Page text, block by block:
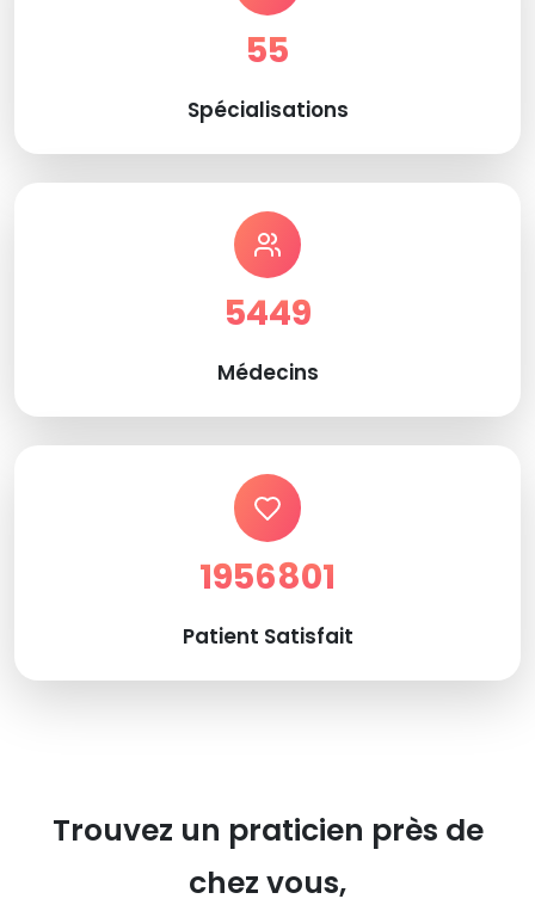
55
Spécialisations
5449
Médecins
1956801
Patient Satisfait
Trouvez un praticien près de
chez vous,